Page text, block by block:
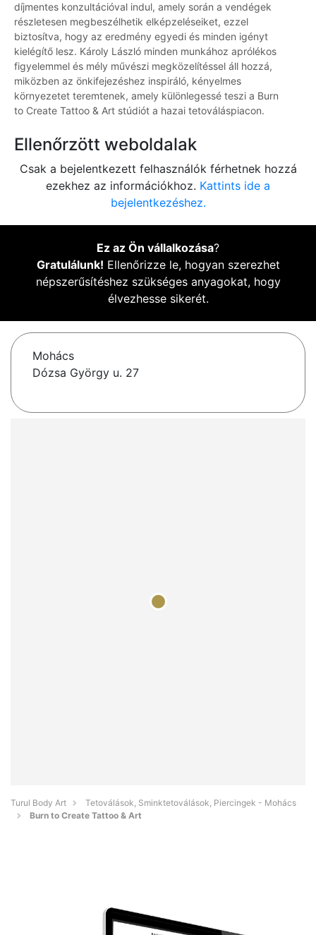
díjmentes konzultációval indul, amely során a vendégek
részletesen megbeszélhetik elképzeléseiket, ezzel
biztosítva, hogy az eredmény egyedi és minden igényt
kielégítő lesz. Károly László minden munkához aprólékos
figyelemmel és mély művészi megközelítéssel áll hozzá,
miközben az önkifejezéshez inspiráló, kényelmes
környezetet teremtenek, amely különlegessé teszi a Burn
to Create Tattoo & Art stúdiót a hazai tetováláspiacon.
Ellenőrzött weboldalak
Csak a bejelentkezett felhasználók férhetnek hozzá
ezekhez az információkhoz. Kattints ide a
bejelentkezéshez.
Ez az Ön vállalkozása?
Gratulálunk! Ellenőrizze le, hogyan szerezhet
népszerűsítéshez szükséges anyagokat, hogy
élvezhesse sikerét.
Mohács
Dózsa György u. 27
Turul Body Art
Tetoválások, Sminktetoválások, Piercingek - Mohács
Burn to Create Tattoo & Art